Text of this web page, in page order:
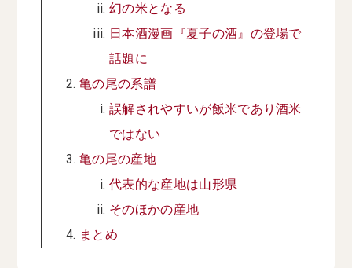
幻の米となる
日本酒漫画『夏子の酒』の登場で
話題に
亀の尾の系譜
誤解されやすいが飯米であり酒米
ではない
亀の尾の産地
代表的な産地は山形県
そのほかの産地
まとめ